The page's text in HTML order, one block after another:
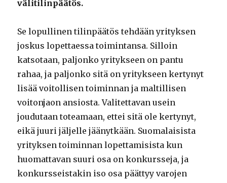
välitilinpäätös.
Se lopullinen tilinpäätös tehdään yrityksen
joskus lopettaessa toimintansa. Silloin
katsotaan, paljonko yritykseen on pantu
rahaa, ja paljonko sitä on yritykseen kertynyt
lisää voitollisen toiminnan ja maltillisen
voitonjaon ansiosta. Valitettavan usein
joudutaan toteamaan, ettei sitä ole kertynyt,
eikä juuri jäljelle jäänytkään. Suomalaisista
yrityksen toiminnan lopettamisista kun
huomattavan suuri osa on konkursseja, ja
konkursseistakin iso osa päättyy varojen